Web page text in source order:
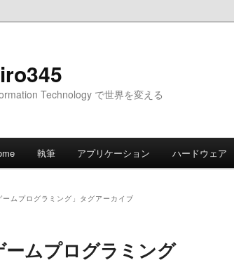
Technology で世界を変える
執筆 アプリケーション ハードウェア
ームプログラミング 」タグアーカイブ
ームプログラミング